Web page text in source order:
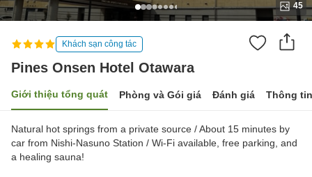
45
Khách sạn công tác
Pines Onsen Hotel Otawara
Giới thiệu tổng quát Phòng và Gói giá Đánh giá Thông
Natural hot springs from a private source / About 15 minutes by
car from Nishi-Nasuno Station / Wi-Fi available, free parking, and
a healing sauna!